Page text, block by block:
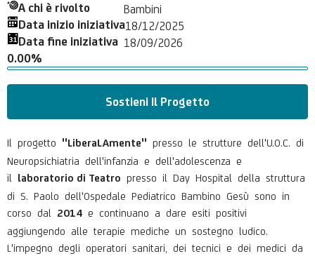
A chi è rivolto Bambini
Data inizio iniziativa18/12/2025
Data fine iniziativa 18/09/2026
0.00%
Sostieni Il Progetto
Il progetto "LiberaLAmente" presso le strutture dell'U.O.C. di
Neuropsichiatria dell'infanzia e dell'adolescenza e
il laboratorio di Teatro presso il Day Hospital della struttura
di S. Paolo dell'Ospedale Pediatrico Bambino Gesù sono in
corso dal 2014 e continuano a dare esiti positivi
aggiungendo alle terapie mediche un sostegno ludico.
L'impegno degli operatori sanitari, dei tecnici e dei medici da